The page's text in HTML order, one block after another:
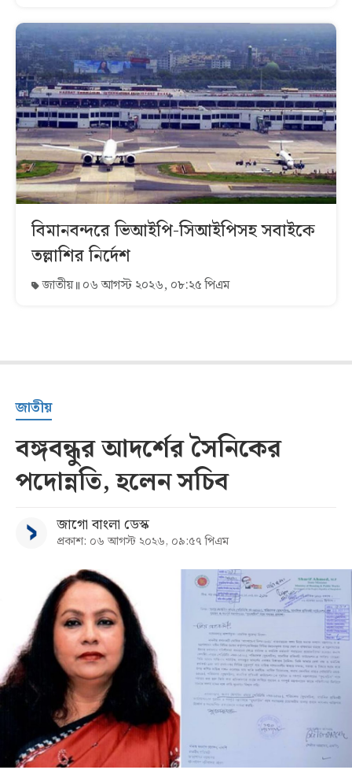
বিমানবন্দরে ভিআইপি-সিআইপিসহ সবাইকে
তল্লাশির নির্দেশ
জাতীয় ০৬ আগস্ট ২০২৬, ০৮:২৫ পিএম
জাতীয়
বঙ্গবন্ধুর আদর্শের সৈনিকের
পদোন্নতি, হলেন সচিব
জাগো বাংলা ডেস্ক
প্রকাশ: ০৬ আগস্ট ২০২৬, ০৯:৫৭ পিএম